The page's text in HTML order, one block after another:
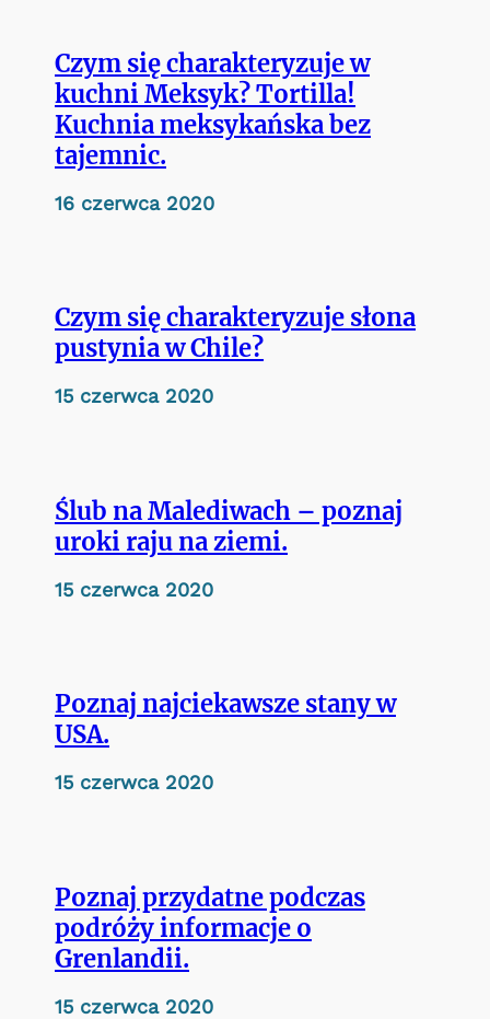
Czym się charakteryzuje w
kuchni Meksyk? Tortilla!
Kuchnia meksykańska bez
tajemnic.
16 czerwca 2020
Czym się charakteryzuje słona
pustynia w Chile?
15 czerwca 2020
Ślub na Malediwach – poznaj
uroki raju na ziemi.
15 czerwca 2020
Poznaj najciekawsze stany w
USA.
15 czerwca 2020
Poznaj przydatne podczas
podróży informacje o
Grenlandii.
15 czerwca 2020